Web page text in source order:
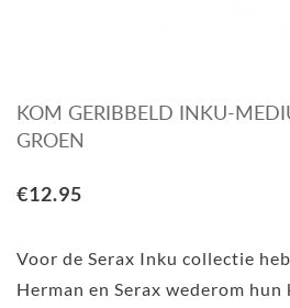
KOM GERIBBELD INKU-
GROEN
€12.95
Voor de Serax Inku collectie
Herman en Serax wederom